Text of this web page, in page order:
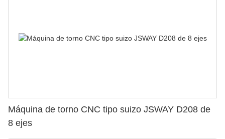
Máquina de torno CNC tipo suizo JSWAY D208 de
8 ejes